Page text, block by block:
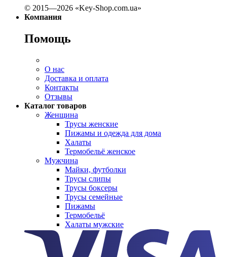
© 2015—2026 «Key-Shop.com.ua»
Компания
Помощь
О нас
Доставка и оплата
Контакты
Отзывы
Каталог товаров
Женщина
Трусы женские
Пижамы и одежда для дома
Халаты
Термобельё женское
Мужчина
Майки, футболки
Трусы слипы
Трусы боксеры
Трусы семейные
Пижамы
Термобельё
Халаты мужские